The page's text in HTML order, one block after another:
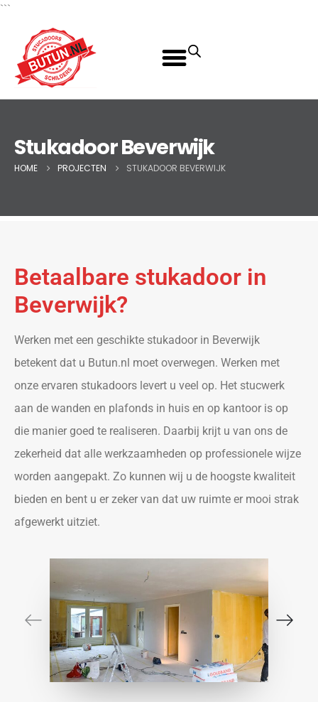
```
Stukadoor Beverwijk
HOME PROJECTEN STUKADOOR BEVERWIJK
Betaalbare stukadoor in
Beverwijk?
Werken met een geschikte stukadoor in Beverwijk
betekent dat u Butun.nl moet overwegen. Werken met
onze ervaren stukadoors levert u veel op. Het stucwerk
aan de wanden en plafonds in huis en op kantoor is op
die manier goed te realiseren. Daarbij krijt u van ons de
zekerheid dat alle werkzaamheden op professionele wijze
worden aangepakt. Zo kunnen wij u de hoogste kwaliteit
bieden en bent u er zeker van dat uw ruimte er mooi strak
afgewerkt uitziet.